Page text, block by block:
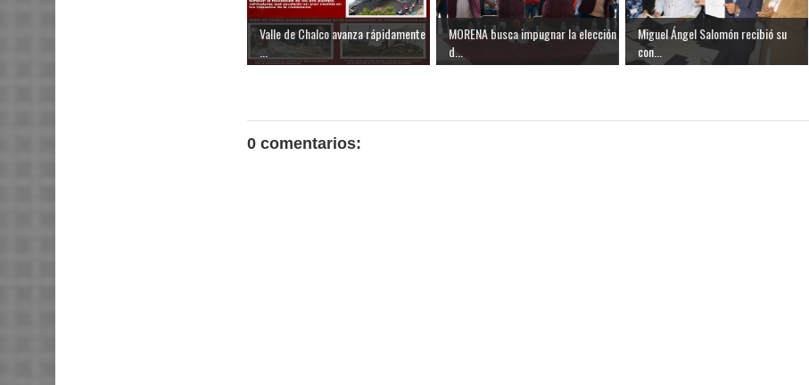
Valle de Chalco avanza rápidamente
...
MORENA busca impugnar la elección
d...
Miguel Ángel Salomón recibió su
con...
0 comentarios: